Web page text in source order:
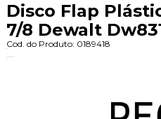
Disco Flap
7/8 Dewalt
Cod. do Produto: 0189418